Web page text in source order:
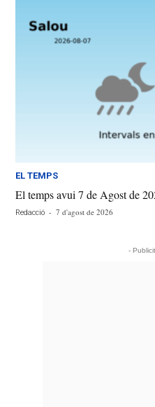
EL TEMPS
El temps avui 7 de Agost de
Redacció - 7 d'agost de 2026
-